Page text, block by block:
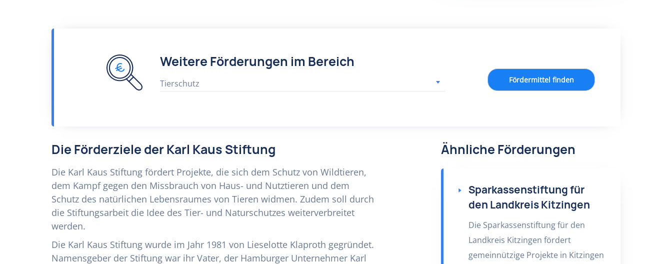
Weitere Förderungen im Bereich
Tierschutz Fördermittel finden
Die Förderziele der Karl Kaus Stiftung
Die Karl Kaus Stiftung fördert Projekte, die sich dem Schutz von Wildtieren,
dem Kampf gegen den Missbrauch von Haus- und Nutztieren und dem
Schutz des natürlichen Lebensraumes von Tieren widmen. Zudem soll durch
die Stiftungsarbeit die Idee des Tier- und Naturschutzes weiterverbreitet
werden.
Die Karl Kaus Stiftung wurde im Jahr 1981 von Lieselotte Klaproth gegründet.
Namensgeber der Stiftung war ihr Vater, der Hamburger Unternehmer Karl
Ähnliche Förderungen
Sparkassenstiftung für
den Landkreis Kitzingen
Die Sparkassenstiftung für den
Landkreis Kitzingen fördert
gemeinnützige Projekte in Kitzingen